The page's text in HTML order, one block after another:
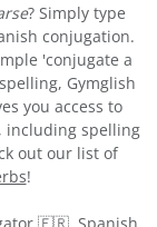
? Simply type
conjugation.
'conjugate a
Gymglish
you access to
including spelling
out our list of
!